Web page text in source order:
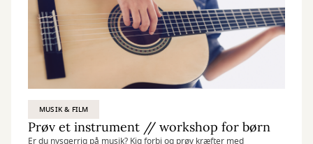
MUSIK & FILM
Prøv et instrument // workshop for børn
Er du nysgerrig på musik? Kig forbi og prøv kræfter med